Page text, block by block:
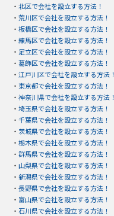
・ 北区で会社を設立する方法！
・ 荒川区で会社を設立する方法！
・ 板橋区で会社を設立する方法！
・ 練馬区で会社を設立する方法！
・ 足立区で会社を設立する方法！
・ 葛飾区で会社を設立する方法！
・ 江戸川区で会社を設立する方法！
・ 東京都で会社を設立する方法！
・ 神奈川県で会社を設立する方法！
・ 埼玉県で会社を設立する方法！
・ 千葉県で会社を設立する方法！
・ 茨城県で会社を設立する方法！
・ 栃木県で会社を設立する方法！
・ 群馬県で会社を設立する方法！
・ 山梨県で会社を設立する方法！
・ 新潟県で会社を設立する方法！
・ 長野県で会社を設立する方法！
・ 富山県で会社を設立する方法！
・ 石川県で会社を設立する方法！